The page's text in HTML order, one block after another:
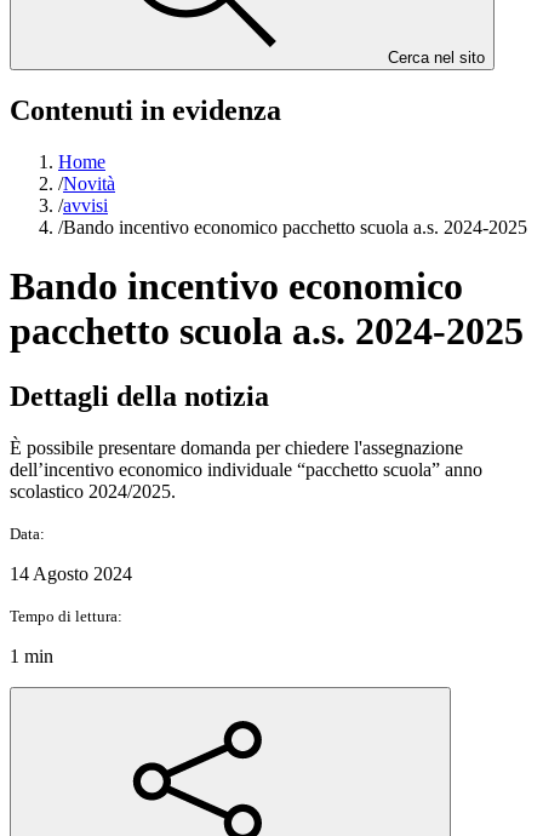
Cerca nel sito
Contenuti in evidenza
Home
/Novità
/avvisi
/Bando incentivo economico pacchetto scuola a.s. 2024-2025
Bando incentivo economico
pacchetto scuola a.s. 2024-2025
Dettagli della notizia
È possibile presentare domanda per chiedere l'assegnazione
dell’incentivo economico individuale “pacchetto scuola” anno
scolastico 2024/2025.
Data:
14 Agosto 2024
Tempo di lettura:
1 min